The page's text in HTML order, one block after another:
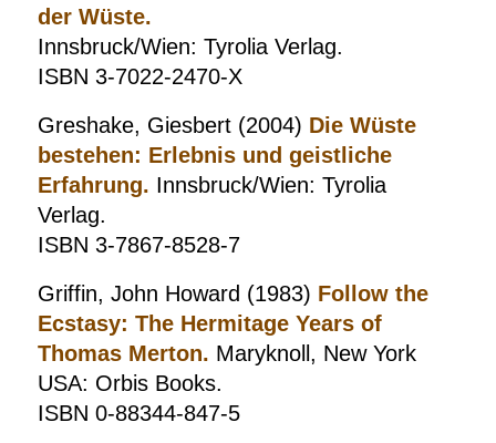
der Wüste.
Innsbruck/Wien: Tyrolia Verlag.
ISBN 3-7022-2470-X
Greshake, Giesbert (2004) Die Wüste
bestehen: Erlebnis und geistliche
Erfahrung. Innsbruck/Wien: Tyrolia
Verlag.
ISBN 3-7867-8528-7
Griffin, John Howard (1983) Follow the
Ecstasy: The Hermitage Years of
Thomas Merton. Maryknoll, New York
USA: Orbis Books.
ISBN 0-88344-847-5